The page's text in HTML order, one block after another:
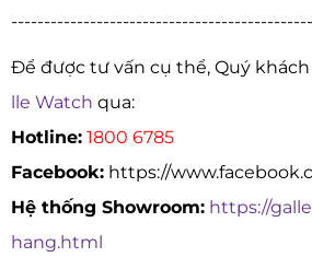
Để được tư vấn cụ thể, Quý
lle Watch qua:
Hotline: 1800 6785
Facebook: https://
Hệ thống Showroom: https://
hang.html